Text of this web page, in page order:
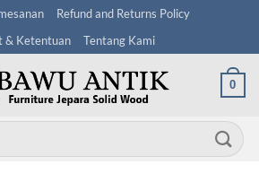
Refund and Returns Policy
& Ketentuan
Tentang Kami
0